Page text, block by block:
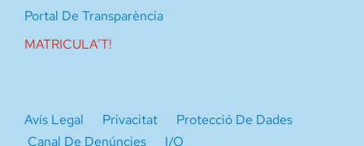
Portal De Transparència
MATRICULA’T!
Avís Legal Privacitat
Protecció De Dades
Canal De Denúncies
I/O